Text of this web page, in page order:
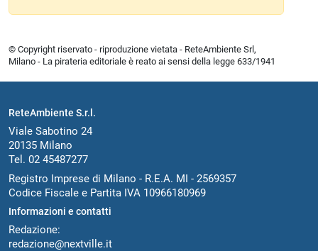
© Copyright riservato - riproduzione vietata - ReteAmbiente Srl,
Milano - La pirateria editoriale è reato ai sensi della legge 633/1941
ReteAmbiente S.r.l.
Viale Sabotino 24
20135 Milano
Tel. 02 45487277
Registro Imprese di Milano - R.E.A. MI - 2569357
Codice Fiscale e Partita IVA 10966180969
Informazioni e contatti
Redazione:
redazione@nextville.it